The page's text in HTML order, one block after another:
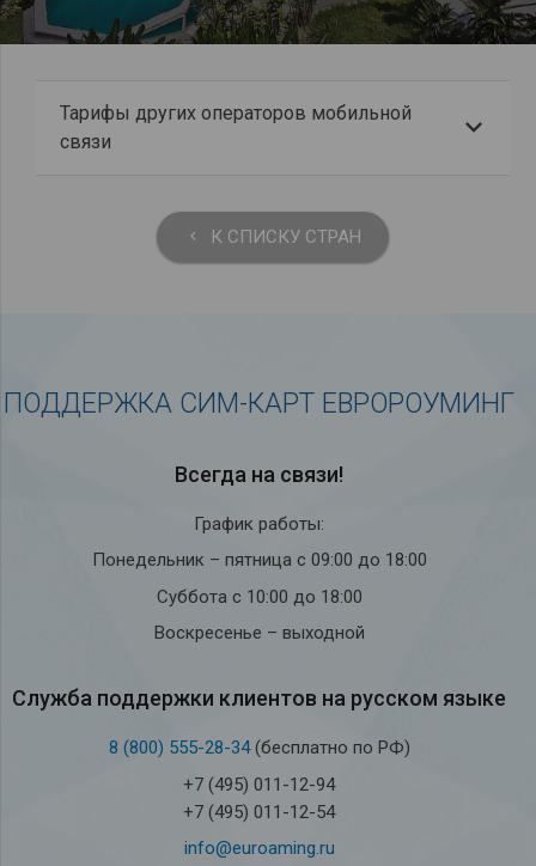
Тарифы других операторов мобильной
связи
keyboard_arrow_left К СПИСКУ СТРАН
ПОДДЕРЖКА СИМ-КАРТ ЕВРОРОУМИНГ
Всегда на связи!
График работы:
Понедельник – пятница с 09:00 до 18:00
Суббота с 10:00 до 18:00
Воскресенье – выходной
Служба под­держки кли­ен­тов на рус­ском языке
8 (800) 555-28-34(бесплатно по РФ)
+7 (495) 011-12-94
+7 (495) 011-12-54
info@euroaming.ru